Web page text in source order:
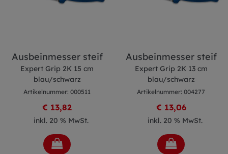
Ausbeinmesser steif
Expert Grip 2K 15 cm
blau/schwarz
Artikelnummer: 000511
€ 13,82
inkl. 20 % MwSt.
Ausbeinmesser steif
Expert Grip 2K 13 cm
blau/schwarz
Artikelnummer: 004277
€ 13,06
inkl. 20 % MwSt.